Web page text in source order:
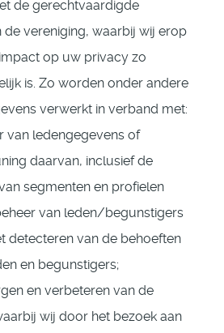
de gerechtvaardigde
de vereniging, waarbij wij erop
op uw privacy zo
is. Zo worden onder andere
verwerkt in verband met:
van ledengegevens of
daarvan, inclusief de
segmenten en profielen
van leden/begunstigers
detecteren van de behoeften
en begunstigers;
en verbeteren van de
wij door het bezoek aan